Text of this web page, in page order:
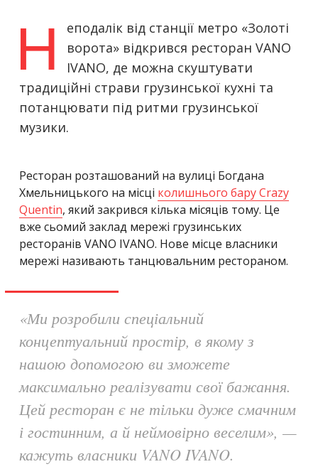
Н
еподалік від станції метро «Золоті
ворота» відкрився ресторан VANO
IVANO, де можна скуштувати
традиційні страви грузинської кухні та
потанцювати під ритми грузинської
музики.
Ресторан розташований на вулиці Богдана
Хмельницького на місці колишнього бару Crazy
Quentin, який закрився кілька місяців тому. Це
вже сьомий заклад мережі грузинських
ресторанів VANO IVANO. Нове місце власники
мережі називають танцювальним рестораном.
«Ми розробили спеціальний
концептуальний простір, в якому з
нашою допомогою ви зможете
максимально реалізувати свої бажання.
Цей ресторан є не тільки дуже смачним
і гостинним, а й неймовірно веселим», —
кажуть власники VANO IVANO.